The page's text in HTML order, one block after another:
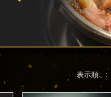
表示順 :